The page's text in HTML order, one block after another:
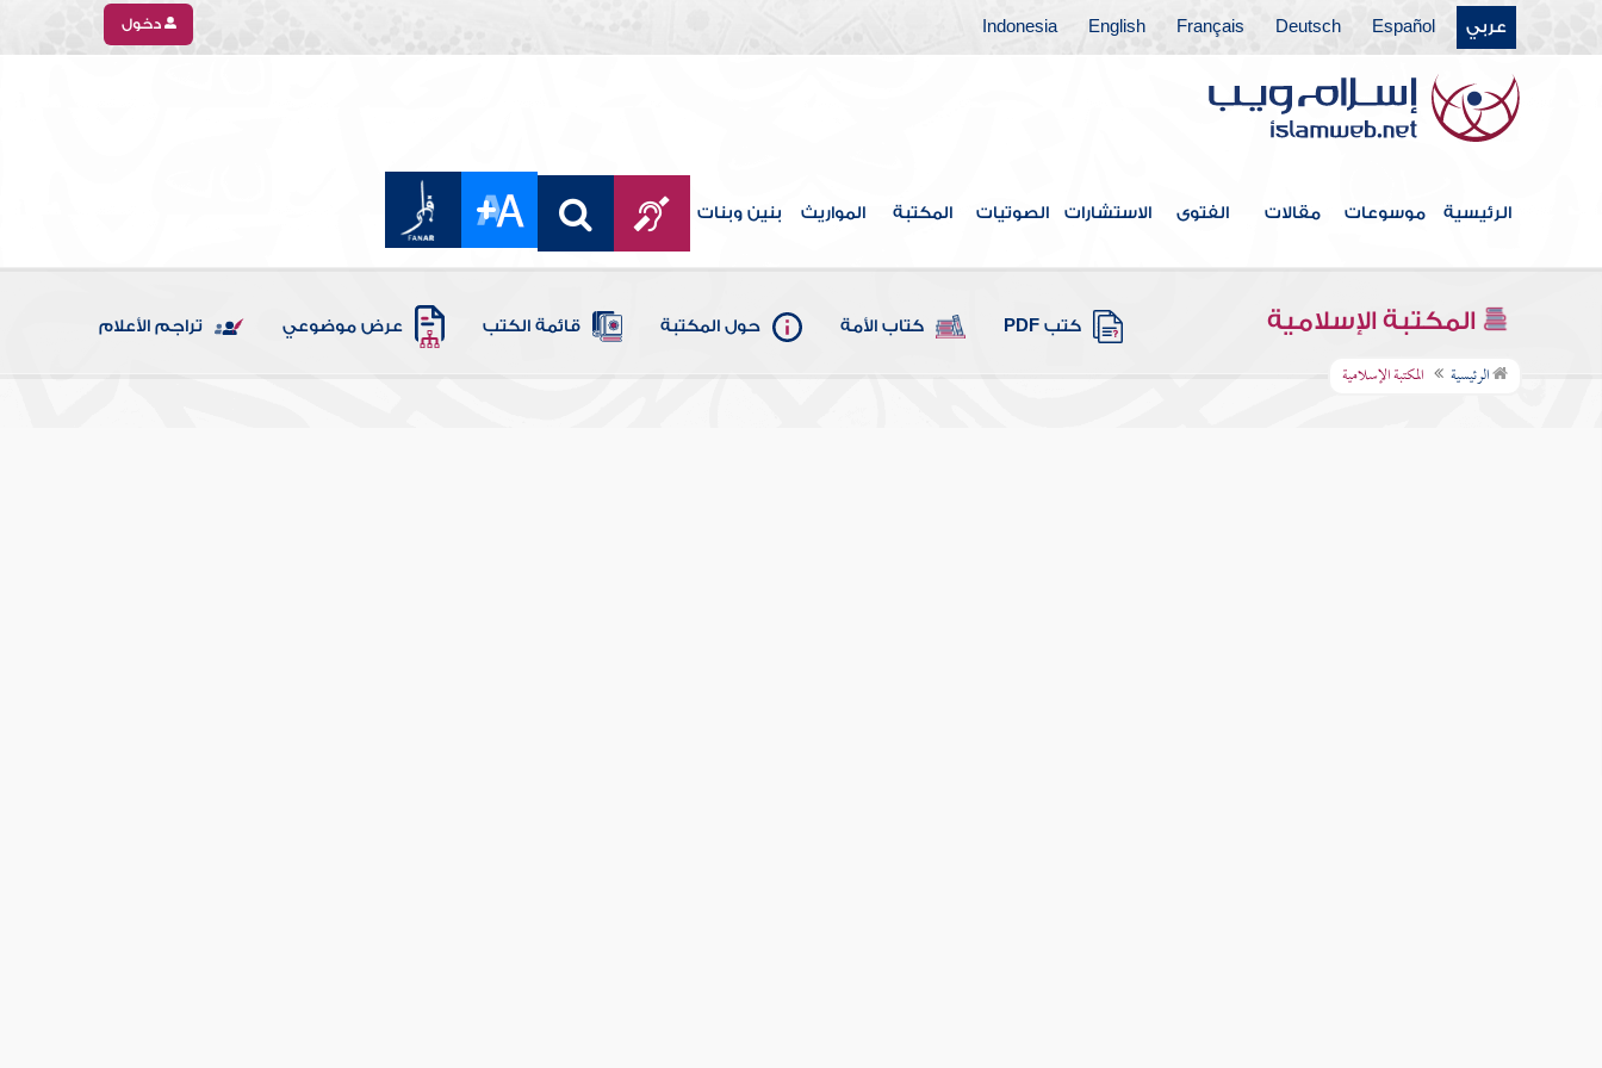
عربي Español
Deutsch
Français
English
Indonesia دخول
الرئيسية موسوعات مقالات الفتوى الاستشارات الصوتيات المكتبة المواريث بنين وبنات
المكتبة الإسلامية كتب PDF كتاب الأمة حول المكتبة قائمة الكتب عرض موضوعي تراجم الأعلام
الرئيسية المكتبة الإسلامية